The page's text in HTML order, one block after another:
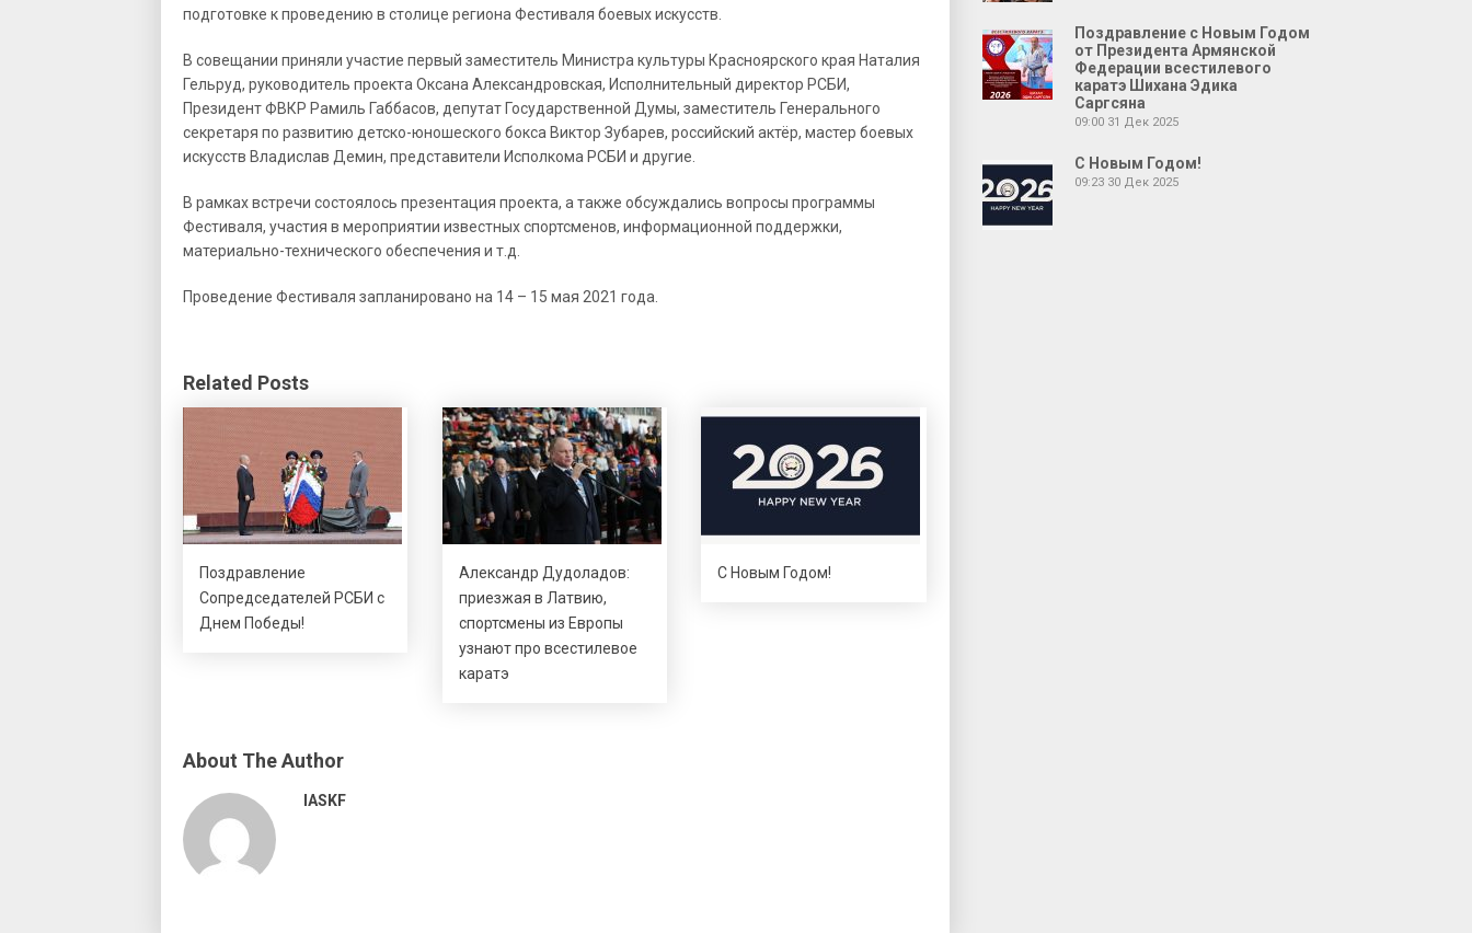
подготовке к проведению в столице региона Фестиваля боевых искусств.
В совещании приняли участие первый заместитель Министра культуры Красноярского края Наталия
Гельруд, руководитель проекта Оксана Александровская, Исполнительный директор РСБИ,
Президент ФВКР Рамиль Габбасов, депутат Государственной Думы, заместитель Генерального
секретаря по развитию детско-юношеского бокса Виктор Зубарев, российский актёр, мастер боевых
искусств Владислав Демин, представители Исполкома РСБИ и другие.
В рамках встречи состоялось презентация проекта, а также обсуждались вопросы программы
Фестиваля, участия в мероприятии известных спортсменов, информационной поддержки,
материально-технического обеспечения и т.д.
Проведение Фестиваля запланировано на 14 – 15 мая 2021 года.
Related Posts
Поздравление
Сопредседателей РСБИ с
Днем Победы!
Александр Дудоладов:
приезжая в Латвию,
спортсмены из Европы
узнают про всестилевое
каратэ
С Новым Годом!
About The Author
IASKF
Поздравление с Новым Годом
от Президента Армянской
Федерации всестилевого
каратэ Шихана Эдика
Саргсяна
09:00 31 Дек 2025
С Новым Годом!
09:23 30 Дек 2025